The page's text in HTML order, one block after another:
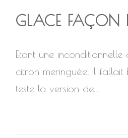
GLACE FAÇON
Etant une
citron meringuée, il
teste la version de...